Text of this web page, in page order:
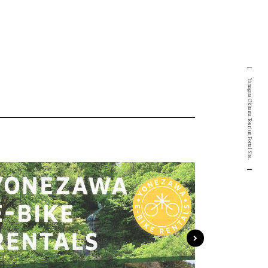
Yamagata Okitama Tourism Portal Site.